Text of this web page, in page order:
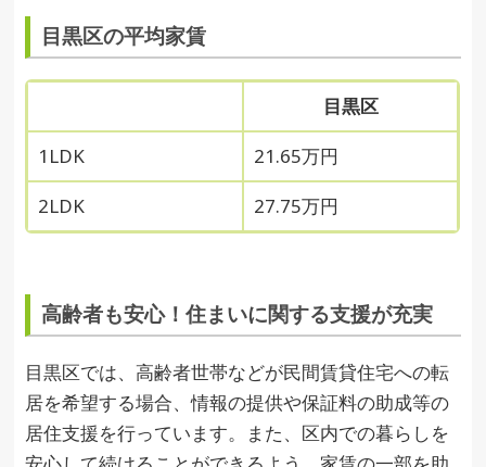
目黒区の平均家賃
目黒区
1LDK
21.65万円
2LDK
27.75万円
高齢者も安心！住まいに関する支援が充実
目黒区では、高齢者世帯などが民間賃貸住宅への転
居を希望する場合、情報の提供や保証料の助成等の
居住支援を行っています。また、区内での暮らしを